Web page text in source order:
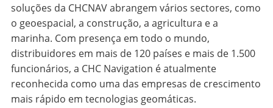
soluções da CHCNAV abrangem vários sectores, como
o geoespacial, a construção, a agricultura e a
marinha. Com presença em todo o mundo,
distribuidores em mais de 120 países e mais de 1.500
funcionários, a CHC Navigation é atualmente
reconhecida como uma das empresas de crescimento
mais rápido em tecnologias geomáticas.